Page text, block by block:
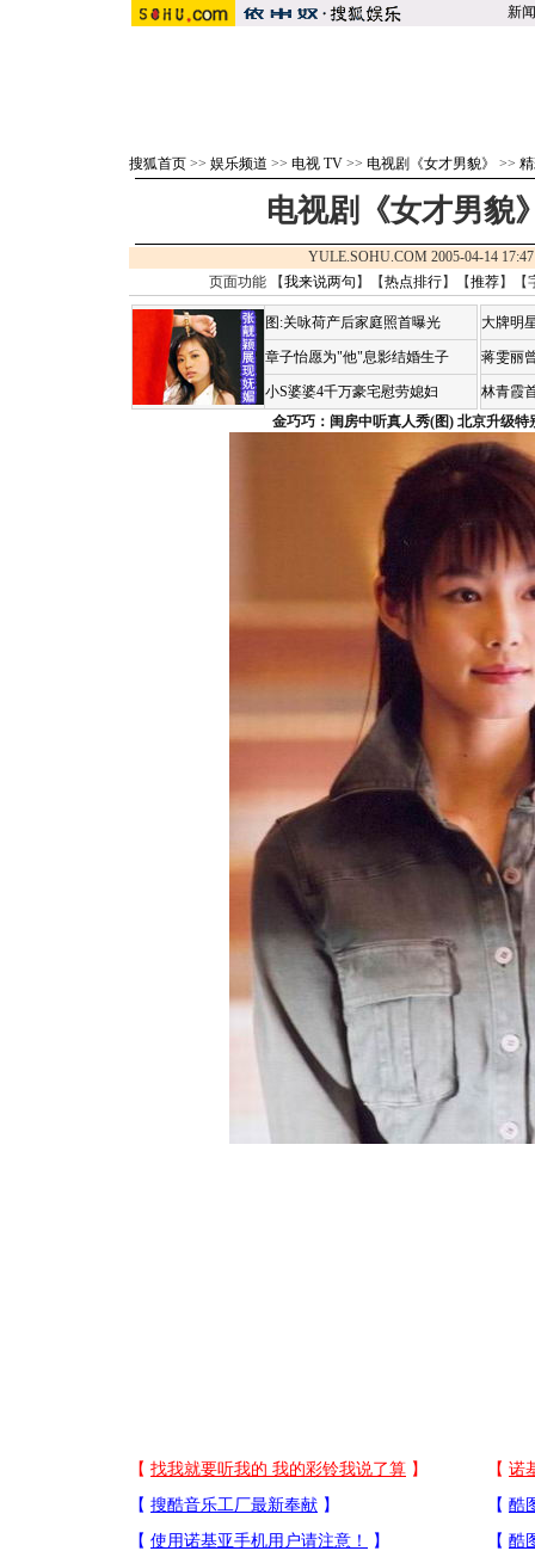
新闻
搜狐首页 >> 娱乐频道 >> 电视 TV >> 电视剧《女才男貌》 >>
电视剧《女才男貌
YULE.SOHU.COM 2005-04-14
页面功能 【我来说两句 】【热点排行】【推荐】【
图:关咏荷产后家庭照首曝光
章子怡愿为"他"息影结婚生子
小S婆婆4千万豪宅慰劳媳妇
大牌明
蒋雯丽
林青霞
金巧巧：闺房中听真人秀(图) 北京升级特